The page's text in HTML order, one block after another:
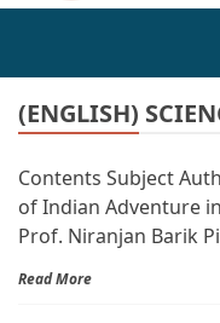
(ENGLISH)
Contents Subject
of Indian Adventure
Prof. Niranjan Barik
Read More